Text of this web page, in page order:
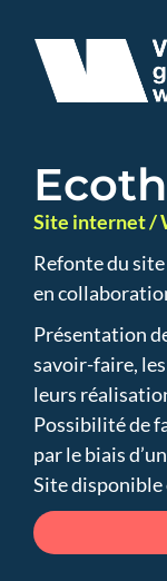
Site internet /
Refonte du
en
Présentation
savoir-faire,
leurs
Possibilité de
par le biais
Site disponible